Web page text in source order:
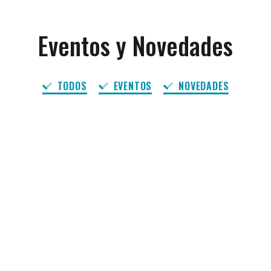
Eventos y Novedades
TODOS EVENTOS NOVEDADES